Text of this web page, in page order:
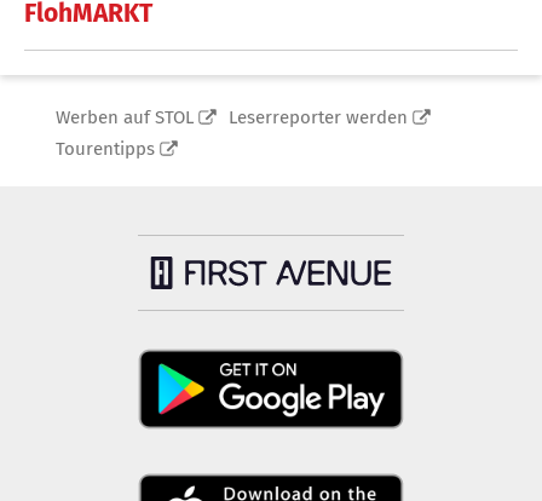
FlohMARKT
Werben auf STOL
Leserreporter werden
Tourentipps